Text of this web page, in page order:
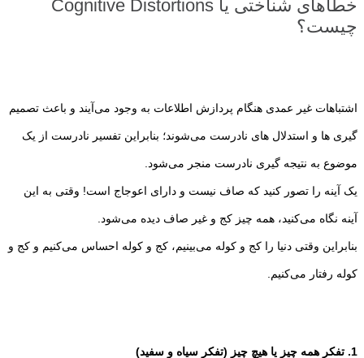
خطاهای شناختی یا Cognitive Distortions
چیست؟
اشتباهات غیر عمدی هنگام پردازش اطلاعات به وجود می‌آیند و باعث تصمیم
گیری ها و استدلال های نادرست می‌شوند؛ بنابراین تفسیر نادرست از یک
موضوع به نتیجه گیری نادرست منجر می‌شود.
یک آینه را تصور کنید که صاف نیست و دارای اعوجاج است! وقتی به این
آینه نگاه می‌کنید، همه چیز کج و غیر صاف دیده می‌شود.
بنابراین وقتی دنیا را کج و کوله می‌بینیم، کج و کوله احساس می‌کنیم و کج و
کوله رفتار می‌کنیم.
1. تفکر همه چیز یا هیچ چیز (تفکر سیاه و سفید)